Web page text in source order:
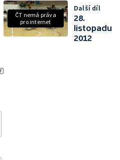
ČT nemá práva
pro internet
Další díl
28.
listopadu
2012